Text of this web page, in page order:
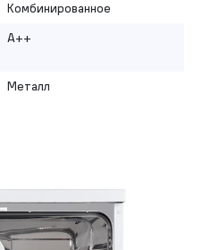
Комбинированное
A++
Металл